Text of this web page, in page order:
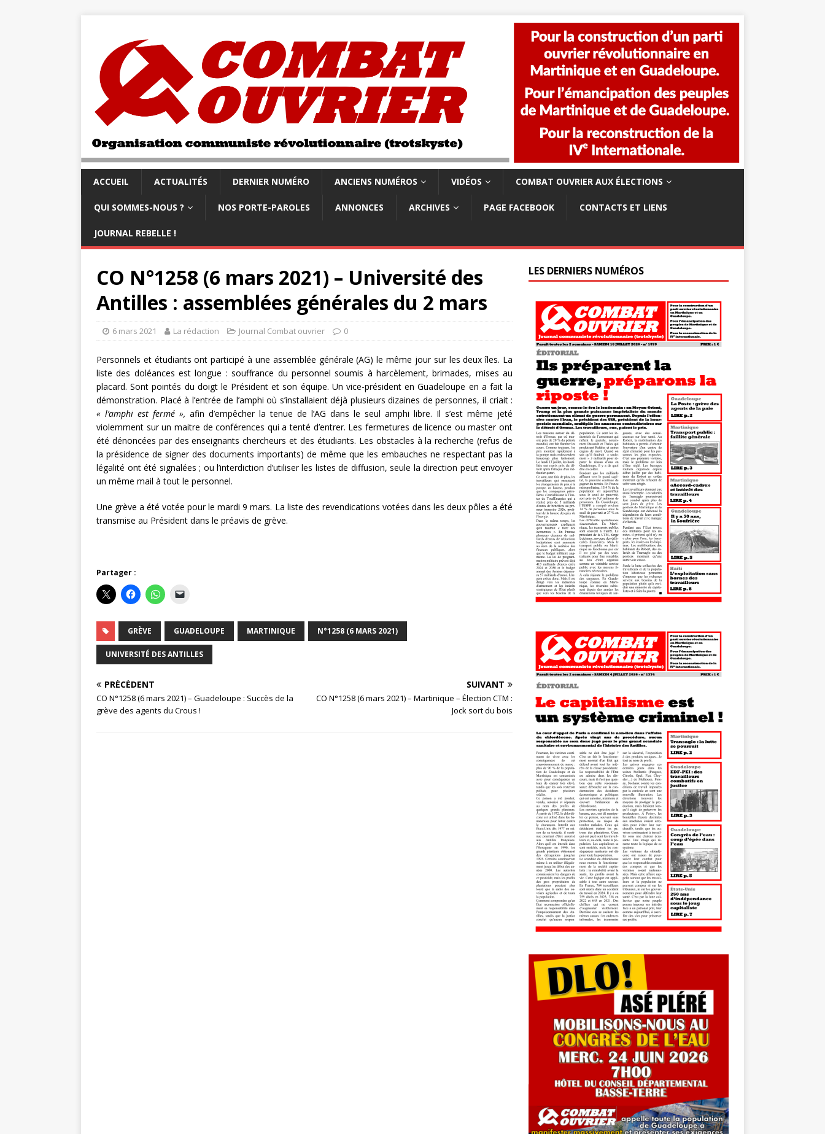
ACCUEIL ACTUALITÉS DERNIER NUMÉRO ANCIENS NUMÉROS VIDÉOS COMBAT OUVRIER AUX ÉLECTIONS
QUI SOMMES-NOUS ? NOS PORTE-PAROLES ANNONCES ARCHIVES PAGE FACEBOOK CONTACTS ET LIENS
JOURNAL REBELLE !
CO N°1258 (6 mars 2021) – Université des
Antilles : assemblées générales du 2 mars
6 mars 2021 La rédaction Journal Combat ouvrier 0
Personnels et étudiants ont participé à une assemblée générale (AG) le même jour sur les deux îles. La
liste des doléances est longue : souffrance du personnel soumis à harcèlement, brimades, mises au
placard. Sont pointés du doigt le Président et son équipe. Un vice-président en Guadeloupe en a fait la
démonstration. Placé à l’entrée de l’amphi où s’installaient déjà plusieurs dizaines de personnes, il criait :
« l’amphi est fermé »,afin d’empêcher la tenue de l’AG dans le seul amphi libre. Il s’est même jeté
violemment sur un maitre de conférences qui a tenté d’entrer. Les fermetures de licence ou master ont
été dénoncées par des enseignants chercheurs et des étudiants. Les obstacles à la recherche (refus de
la présidence de signer des documents importants) de même que les embauches ne respectant pas la
légalité ont été signalées ; ou l’interdiction d’utiliser les listes de diffusion, seule la direction peut envoyer
un même mail à tout le personnel.
Une grève a été votée pour le mardi 9 mars. La liste des revendications votées dans les deux pôles a été
transmise au Président dans le préavis de grève.
Partager :
GRÈVE GUADELOUPE MARTINIQUE N°1258 (6 MARS 2021)
UNIVERSITÉ DES ANTILLES
PRÉCÉDENT
CO N°1258 (6 mars 2021) – Guadeloupe : Succès de la
grève des agents du Crous !
SUIVANT
CO N°1258 (6 mars 2021) – Martinique – Élection CTM :
Jock sort du bois
LES DERNIERS NUMÉROS